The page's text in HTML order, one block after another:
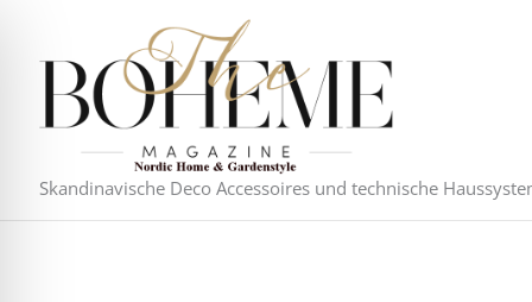
springen
Skandinavische Deco Accessoires und technische